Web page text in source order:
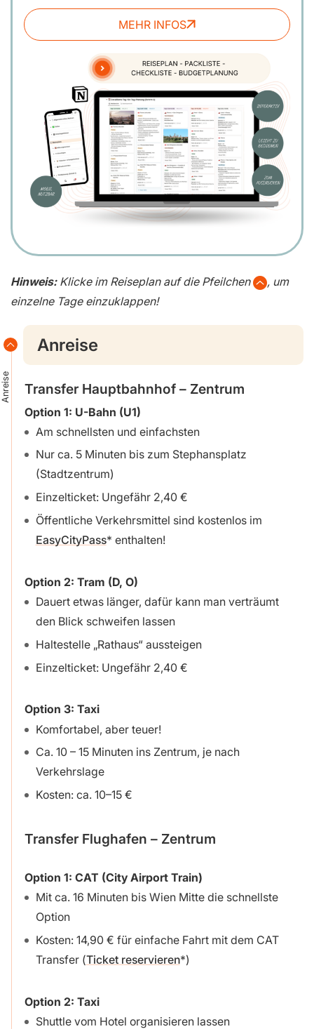
MEHR INFOS
Hinweis: Klicke im Reiseplan auf die Pfeilchen
, um
einzelne Tage einzuklappen!
Anreise
Anreise
Transfer Hauptbahnhof – Zentrum
Option 1: U-Bahn (U1)
Am schnellsten und einfachsten
Nur ca. 5 Minuten bis zum Stephansplatz
(Stadtzentrum)
Einzelticket: Ungefähr 2,40 €
Öffentliche Verkehrsmittel sind kostenlos im
EasyCityPass
enthalten!
Option 2: Tram (D, O)
Dauert etwas länger, dafür kann man verträumt
den Blick schweifen lassen
Haltestelle „Rathaus“ aussteigen
Einzelticket: Ungefähr 2,40 €
Option 3: Taxi
Komfortabel, aber teuer!
Ca. 10 – 15 Minuten ins Zentrum, je nach
Verkehrslage
Kosten: ca. 10–15 €
Transfer Flughafen – Zentrum
Option 1: CAT (City Airport Train)
Mit ca. 16 Minuten bis Wien Mitte die schnellste
Option
Kosten: 14,90 € für einfache Fahrt mit dem CAT
Transfer (Ticket reservieren )
Option 2: Taxi
Shuttle vom Hotel organisieren lassen